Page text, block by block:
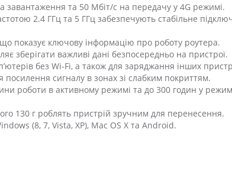
завантаження та 50 Мбіт/с на передачу у 4G режимі.
2.4 ГГц та 5 ГГц забезпечують стабільне
показує ключову інформацію про роботу роутера.
зберігати важливі дані безпосередньо на пристрої.
без Wi-Fi, а також для заряджання інших
сигналу в зонах зі слабким покриттям.
роботи в активному режимі та до 300 годин у
130 г роблять пристрій зручним для перенесення.
(8, 7, Vista, XP), Mac OS X та Android.